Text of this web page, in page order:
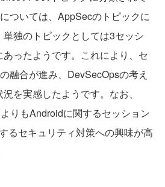
ついては、AppSecのトピックに
独のトピックとしては3セッシ
あったようです。これにより、セ
融合が進み、DevSecOpsの考え
を実感したようです。なお、
りもAndroidに関するセッション
るセキュリティ対策への興味が高